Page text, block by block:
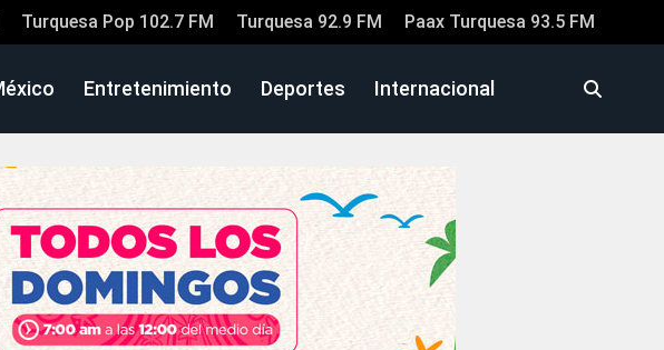
Turquesa Pop 102.7 FM Turquesa 92.9 FM Paax Turquesa 93.5 FM
Entretenimiento Deportes Internacional